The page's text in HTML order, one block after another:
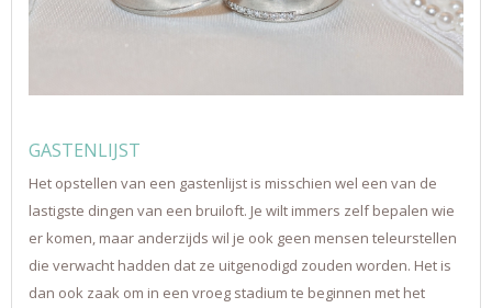
GASTENLIJST
Het opstellen van een gastenlijst is misschien wel een van de
lastigste dingen van een bruiloft. Je wilt immers zelf bepalen wie
er komen, maar anderzijds wil je ook geen mensen teleurstellen
die verwacht hadden dat ze uitgenodigd zouden worden. Het is
dan ook zaak om in een vroeg stadium te beginnen met het